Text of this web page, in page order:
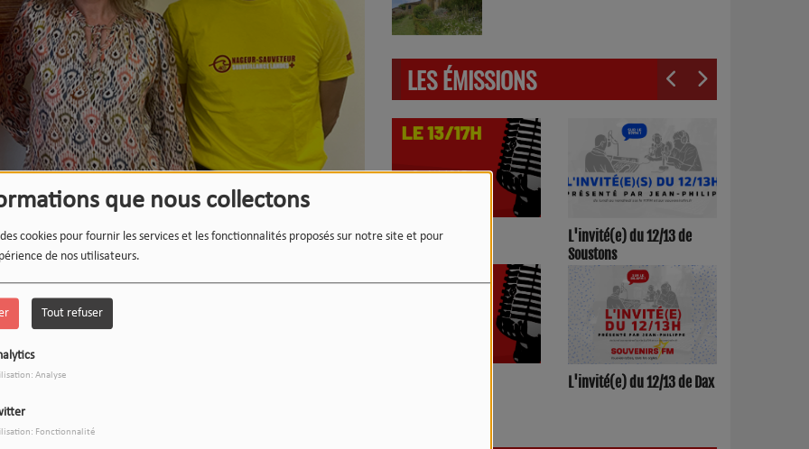
que nous collectons
cookies pour fournir les services et les fonctionnalités proposés sur notre site et pour
de nos utilisateurs.
Tout refuser
Analyse
Fonctionnalité
LES ÉMISSIONS
LE 12-13 DU WEEK-END :
13h00/17h00
L'invité(e) du 12/13 de
Soustons
L'invité(e) du 12/13 de Dax